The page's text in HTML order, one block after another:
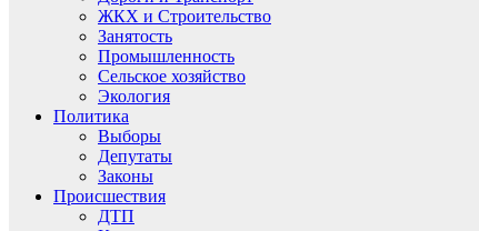
ЖКХ и Строительство
Занятость
Промышленность
Сельское хозяйство
Экология
Политика
Выборы
Депутаты
Законы
Происшествия
ДТП